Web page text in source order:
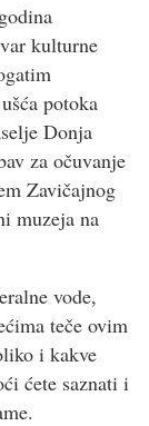
kulturne
potoka
Donja
za očuvanje
Zavičajnog
muzeja na
vode,
teče ovim
i kakve
ćete saznati i